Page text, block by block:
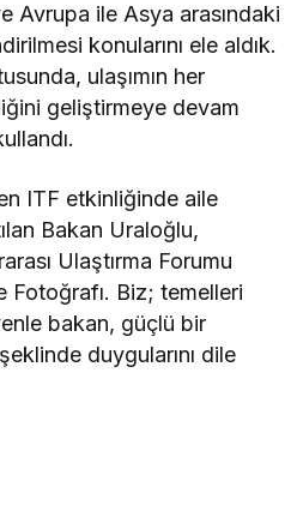
Avrupa ile Asya arasındaki
konularını ele aldık.
ulaşımın her
geliştirmeye devam
ITF etkinliğinde aile
Bakan Uraloğlu,
Ulaştırma Forumu
Fotoğrafı. Biz; temelleri
bakan, güçlü bir
duygularını dile